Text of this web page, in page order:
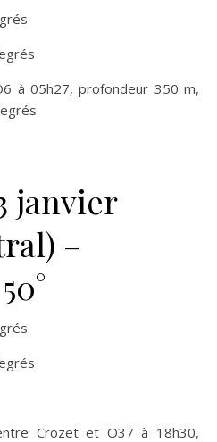
à 05h27, profondeur 350 m,
janvier
–
Crozet et O37 à 18h30,